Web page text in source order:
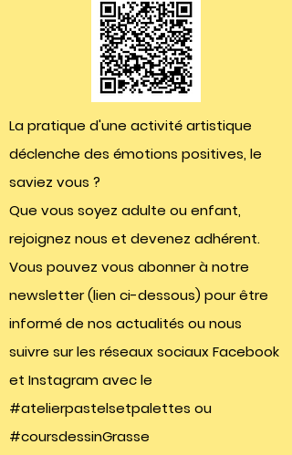
La pratique d'une activité artistique
déclenche des émotions positives, le
saviez vous ?
Que vous soyez adulte ou enfant,
rejoignez nous et devenez adhérent.
Vous pouvez vous abonner à notre
newsletter (lien ci-dessous) pour être
informé de nos actualités ou nous
suivre sur les réseaux sociaux Facebook
et Instagram avec le
#atelierpastelsetpalettes ou
#coursdessinGrasse